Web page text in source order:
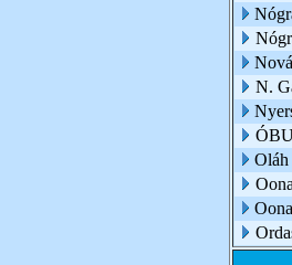
N.
Oláh